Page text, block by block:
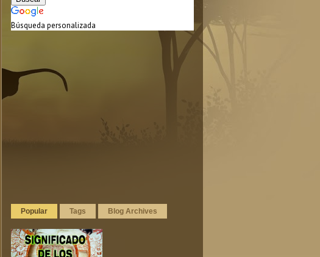
Búsqueda personalizada
Popular Tags Blog Archives